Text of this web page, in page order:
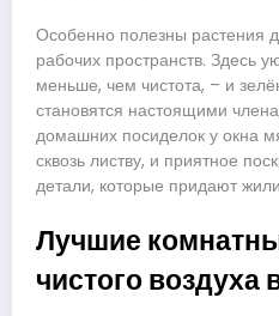
Особенно полезны растения
рабочих пространств. Здесь
меньше, чем чистота, – и
становятся настоящими
домашних посиделок у окна
сквозь листву, и приятное
детали, которые придают
Лучшие
чистого воздуха